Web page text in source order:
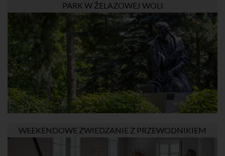
PARK W ŻELAZOWEJ WOLI
WEEKENDOWE ZWIEDZANIE Z PRZEWODNIKIEM